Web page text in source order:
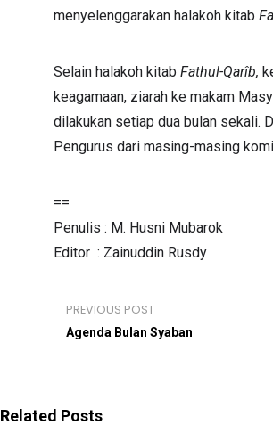
menyelenggarakan halakoh kitab
Selain halakoh kitab Fathul-Qarîb,
keagamaan, ziarah ke makam
dilakukan setiap dua bulan sekali.
Pengurus dari masing-masing
==
Penulis : M. Husni Mubarok
Editor : Zainuddin Rusdy
PREVIOUS POST
Agenda Bulan Syaban
Related Posts